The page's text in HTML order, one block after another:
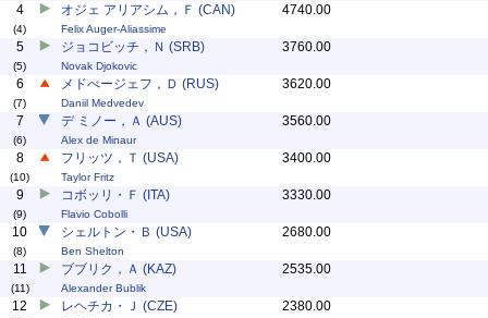
4
(4)
オジェ アリアシム，Ｆ (CAN)
Felix Auger-Aliassime
4740.00
5
(5)
ジョコビッチ，Ｎ (SRB)
Novak Djokovic
3760.00
6
(7)
メドべージェフ，Ｄ (RUS)
Daniil Medvedev
3620.00
7
(6)
デ ミノー，Ａ (AUS)
Alex de Minaur
3560.00
8
(10)
フリッツ，Ｔ (USA)
Taylor Fritz
3400.00
9
(9)
コボッリ・Ｆ (ITA)
Flavio Cobolli
3330.00
10
(8)
シェルトン・Ｂ (USA)
Ben Shelton
2680.00
11
(11)
ブブリク，Ａ (KAZ)
Alexander Bublik
2535.00
12 レヘチカ・Ｊ (CZE) 2380.00